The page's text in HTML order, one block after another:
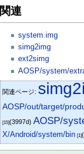
関連
system.img
simg2img
ext2simg
AOSP/system/
関連ページ:
AOSP/out/target/
[15](3997d)AOSP/
X/Android/system/bin [1]